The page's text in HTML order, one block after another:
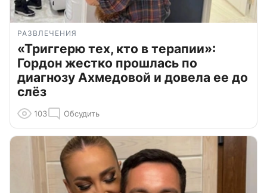
РАЗВЛЕЧЕНИЯ
«Триггерю тех, кто в терапии»:
Гордон жестко прошлась по
диагнозу Ахмедовой и довела ее до
слёз
103 Обсудить